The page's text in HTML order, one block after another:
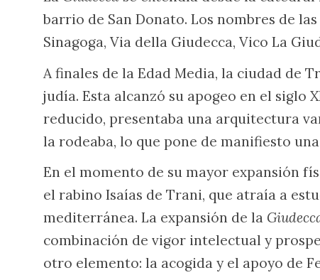
barrio de San Donato. Los nombres de
Sinagoga, Via della Giudecca, Vico La
A finales de la Edad Media, la ciudad de
judía. Esta alcanzó su apogeo en el siglo
reducido, presentaba una arquitectura
la rodeaba, lo que pone de manifiesto
En el momento de su mayor expansión
el rabino Isaías de Trani, que atraía a
mediterránea. La expansión de la
combinación de vigor intelectual y
otro elemento: la acogida y el apoyo de